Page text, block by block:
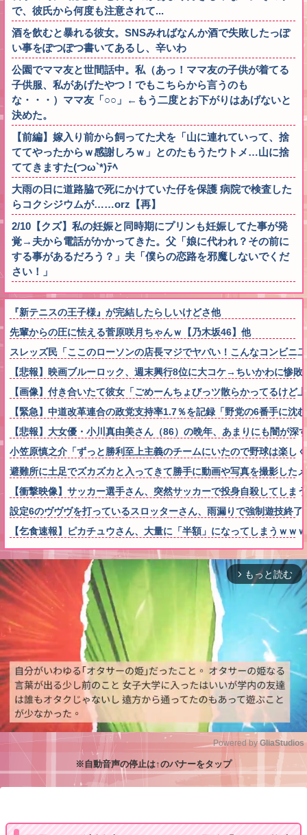
で、彼氏から何度も注意されて...
酒を飲むと暴れる彼女。SNSみればなんか酒で失敗したっぽ
い事をぽつぽつ書いてあるし、辛いわ
公園でママ友と世間話中。私（あっ！ママ友の子供が着てる
子供服、私があげたやつ！でもこちらから言うのも
な・・・）ママ友「○○」←もう二度とお下がりはあげないと
決めた。
【前編】嫁入り前から飼ってた犬を「山に連れていって、捨
ててやったからｗ感謝しろｗ」とのたもうたウトメ…山に捨
ててきますた(つω`*)ﾃﾍ
大雨の日に道路脇で死にかけていた仔を保護 病院で検査した
らコクシジウムが……orz【再】
2/10【クズ】私の妊娠と同時期にプリンも妊娠してた事が発
覚→夫から電話がかかってきた。父「娘に代われ？その前に
する事があるだろう？」夫「僕らの恋路を邪魔しないでくだ
さい！」
『新テニスの王子様』が完結したらしいけどさ他
先輩からの圧に怯える菅原咲月ちゃんｗ【乃木坂46】他
スレッズ民「ここのローソンの店長マジでヤバい！こんなコンビ
【悲報】映画ブルーロック、週末興行8位に大コケ→ちいかわに惨敗
【画像】付き合いたて彼女「ごめーんちょびっツ散らかってるけ
【緊急】中道改革連合の政党支持率1.7％を記録「野党の6番手に沈
【悲報】大女優・小川真由美さん（86）の晩年、あまりにも闇が深
小笠原慎之介「ずっと勝利至上主義のチームにいたので野球は楽し
避難所に土足でズカズカと入ってきて勝手に動画や写真を撮影し
【衝撃映像】サッカー選手さん、突然サッカーで投身自殺してしま
設定6のヴヴヴを打っているスロッターさん、雨漏りで強制遊技終
【乞食速報】ピカチュウさん、大量に「半額」になってしまうｗｗ
arrow_forward_ios もっと読む
M
Powered by GliaStudios
※自動音声の停止は↑のバナーをタップ